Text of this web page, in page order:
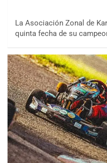
La Asociación Zonal de
quinta fecha de su